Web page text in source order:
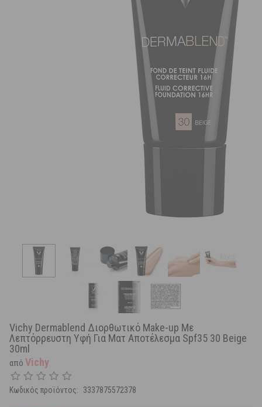
Vichy Dermablend Διορθωτικό Make-up Με
Λεπτόρρευστη Υφή Για Ματ Αποτέλεσμα Spf35 30 Beige
30ml
από Vichy
Κωδικός προϊόντος: 3337875572378